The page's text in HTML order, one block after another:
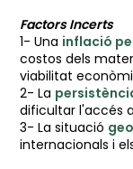
Factors Incerts
1- Una inflació
costos dels
viabilitat
2- La
dificultar l'accés
3- La situació
internacionals i